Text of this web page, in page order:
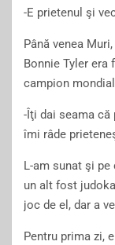
-E prietenul şi
Până venea
Bonnie Tyler
campion
-Îţi dai seama că
îmi râde
L-am sunat şi
un alt fost
joc de el, dar a
Pentru prima zi,